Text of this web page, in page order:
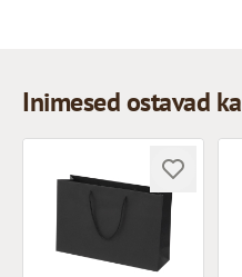
Inimesed ostavad ka